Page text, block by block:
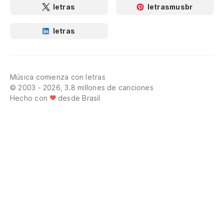
letras letrasmusbr
letras
Música comienza con letras
© 2003 - 2026, 3.8 millones de canciones
Hecho con
desde Brasil